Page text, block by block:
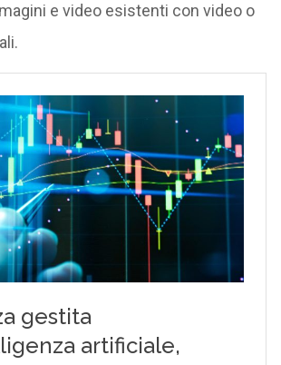
e video esistenti con video o